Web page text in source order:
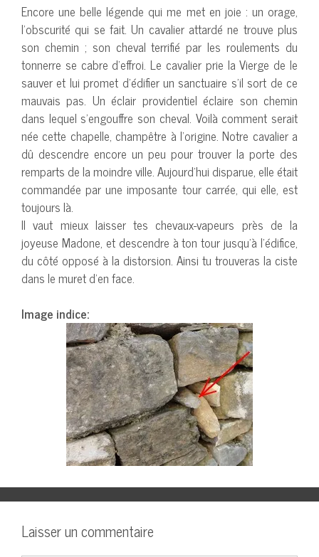
Encore une belle légende qui me met en joie : un orage,
l’obscurité qui se fait. Un cavalier attardé ne trouve plus
son chemin ; son cheval terrifié par les roulements du
tonnerre se cabre d’effroi. Le cavalier prie la Vierge de le
sauver et lui promet d’édifier un sanctuaire s’il sort de ce
mauvais pas. Un éclair providentiel éclaire son chemin
dans lequel s’engouffre son cheval. Voilà comment serait
née cette chapelle, champêtre à l’origine. Notre cavalier a
dû descendre encore un peu pour trouver la porte des
remparts de la moindre ville. Aujourd’hui disparue, elle était
commandée par une imposante tour carrée, qui elle, est
toujours là.
Il vaut mieux laisser tes chevaux-vapeurs près de la
joyeuse Madone, et descendre à ton tour jusqu’à l’édifice,
du côté opposé à la distorsion. Ainsi tu trouveras la ciste
dans le muret d’en face.
Image indice:
Laisser un commentaire